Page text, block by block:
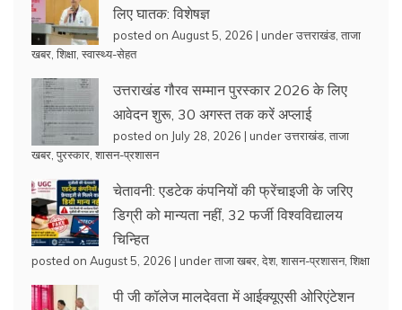
लिए घातक: विशेषज्ञ
posted on August 5, 2026 | underउत्तराखंड ताजा
खबर शिक्षा स्वास्थ्य-सेहत
उत्तराखंड गौरव सम्मान पुरस्कार 2026 के लिए
आवेदन शुरू, 30 अगस्त तक करें अप्लाई
posted on July 28, 2026 | underउत्तराखंड ताजा
खबर पुरस्कार शासन-प्रशासन
चेतावनी: एडटेक कंपनियों की फ्रेंचाइजी के जरिए
डिग्री को मान्यता नहीं, 32 फर्जी विश्वविद्यालय
चिन्हित
posted on August 5, 2026 | underताजा खबर देश, शासन-प्रशासन, शिक्षा
पी जी कॉलेज मालदेवता में आईक्यूएसी ओरिएंटेशन